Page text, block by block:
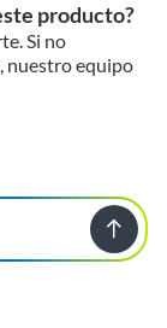
producto?
Si no
nuestro equipo